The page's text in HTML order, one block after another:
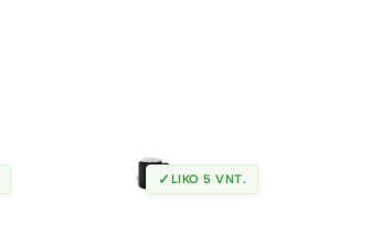
✓ LIKO 5 VNT.